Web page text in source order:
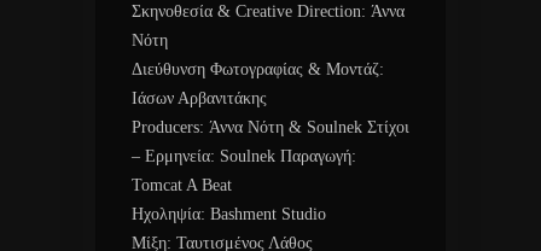
Σκηνοθεσία & Creative Direction: Άννα
Νότη
Διεύθυνση Φωτογραφίας & Μοντάζ:
Ιάσων Αρβανιτάκης
Producers: Άννα Νότη & Soulnek Στίχοι
– Ερμηνεία: Soulnek Παραγωγή:
Tomcat A Beat
Ηχοληψία: Bashment Studio
Μίξη: Ταυτισμένος Λάθος